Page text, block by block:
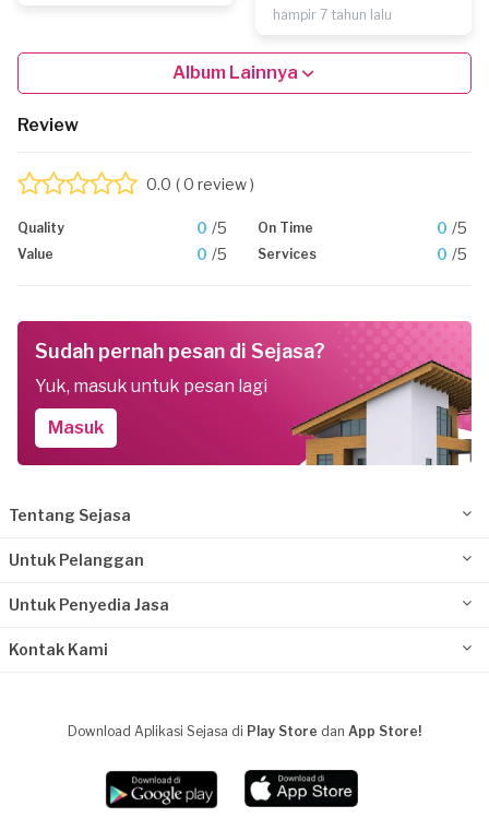
hampir 7 tahun lalu
Album Lainnya
Review
0.0 ( 0 review )
Quality 0 /5 On Time 0 /5
Value 0 /5 Services 0 /5
Sudah pernah pesan di Sejasa?
Yuk, masuk untuk pesan lagi
Masuk
Tentang Sejasa
Untuk Pelanggan
Untuk Penyedia Jasa
Kontak Kami
Download Aplikasi Sejasa di Play Store dan App Store!